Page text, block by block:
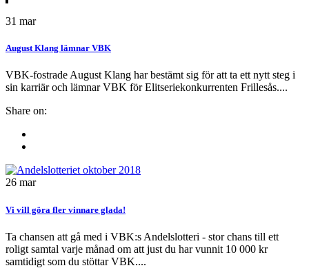
31 mar
August Klang lämnar VBK
VBK-fostrade August Klang har bestämt sig för att ta ett nytt steg i
sin karriär och lämnar VBK för Elitseriekonkurrenten Frillesås....
Share on:
26 mar
Vi vill göra fler vinnare glada!
Ta chansen att gå med i VBK:s Andelslotteri - stor chans till ett
roligt samtal varje månad om att just du har vunnit 10 000 kr
samtidigt som du stöttar VBK....